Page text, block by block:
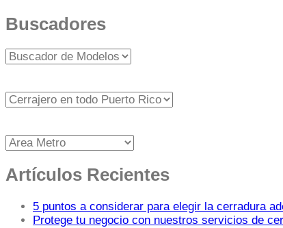
Buscadores
Artículos Recientes
5 puntos a considerar para elegir la cerradura
Protege tu negocio con nuestros servicios de